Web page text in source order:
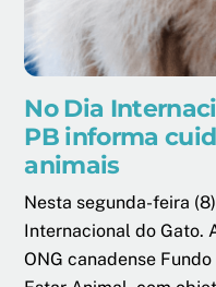
No Dia
PB informa
animais
Nesta segunda-feira
Internacional do Gato.
ONG canadense